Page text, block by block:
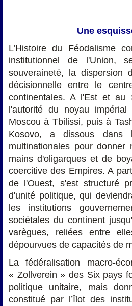
Une
L’Histoire du Féodalisme
institutionnel de l'Union,
souveraineté, la dispersion
décisionnelle entre le
continentales. A l'Est et au
l'autorité du noyau
Moscou à Tbilissi, puis à
Kosovo, a dissous dans
multinationales pour
mains d'oligarques et de
coercitive des Empires. A
de l'Ouest, s'est structuré
d'unité politique, qui
les institutions
sociétales du continent
varègues, reliées entre
dépourvues de capacités de
La fédéralisation macro-
« Zollverein » des Six pays
politique unitaire, mais
constitué par l’îlot des